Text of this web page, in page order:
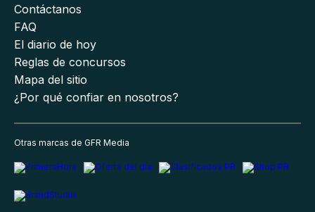
Contáctanos
FAQ
El diario de hoy
Reglas de concursos
Mapa del sitio
¿Por qué confiar en nosotros?
Otras marcas de GFR Media